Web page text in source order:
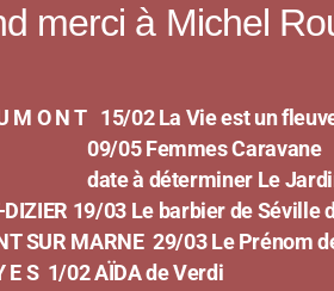
merci à Michel
M O N T 15/02 La Vie est un
Femmes Caravane
déterminer Le Jardin
19/03 Le barbier de Séville
SUR MARNE 29/03 Le Prénom
E S 1/02 AÏDA de Verdi